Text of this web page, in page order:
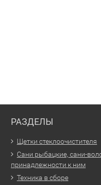
РАЗДЕЛЫ
Щетки стеклоочистителя
Сани рыбацкие, сани-
принадлежности к ним
Техника в сборе